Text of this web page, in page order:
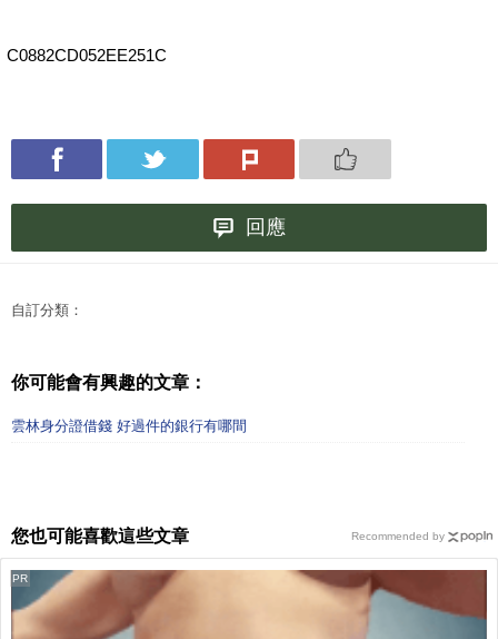
C0882CD052EE251C
回應
自訂分類：
你可能會有興趣的文章：
雲林身分證借錢 好過件的銀行有哪間
您也可能喜歡這些文章
PR
Recommended by